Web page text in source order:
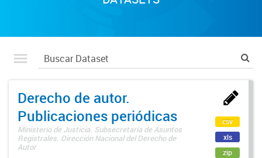
Derecho de autor.
Publicaciones periódicas
Ministerio de Justicia. Subsecretaría de Asuntos
Registrales. Dirección Nacional del Derecho de
Autor
csv
xls
zip